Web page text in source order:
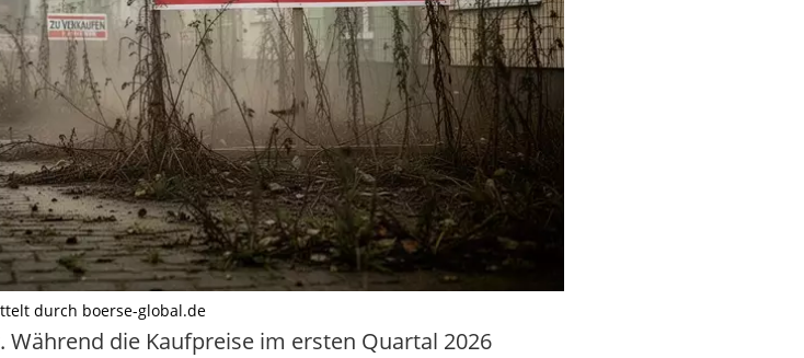
durch boerse-global.de
die Kaufpreise im ersten Quartal 2026